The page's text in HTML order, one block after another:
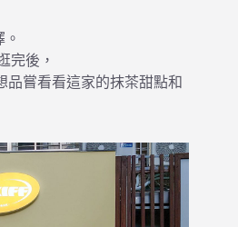
完後，
品嘗看看這家的抹茶甜點和